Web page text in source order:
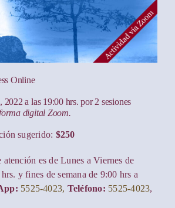
Online
a las 19:00 hrs. por 2 sesiones
digital Zoom.
sugerido: $250
es de Lunes a Viernes de
y fines de semana de 9:00 hrs a
5525-4023, Teléfono: 5525-4023,